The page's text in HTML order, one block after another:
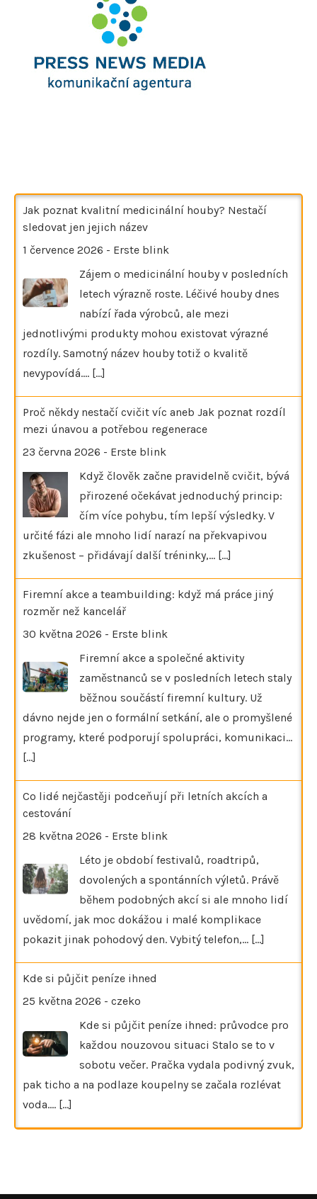
Jak poznat kvalitní medicinální houby? Nestačí
sledovat jen jejich název
1 července 2026 - Erste blink
Zájem o medicinální houby v posledních
letech výrazně roste. Léčivé houby dnes
nabízí řada výrobců, ale mezi
jednotlivými produkty mohou existovat výrazné
rozdíly. Samotný název houby totiž o kvalitě
nevypovídá.… [...]
Proč někdy nestačí cvičit víc aneb Jak poznat rozdíl
mezi únavou a potřebou regenerace
23 června 2026 - Erste blink
Když člověk začne pravidelně cvičit, bývá
přirozené očekávat jednoduchý princip:
čím více pohybu, tím lepší výsledky. V
určité fázi ale mnoho lidí narazí na překvapivou
zkušenost – přidávají další tréninky,… [...]
Firemní akce a teambuilding: když má práce jiný
rozměr než kancelář
30 května 2026 - Erste blink
Firemní akce a společné aktivity
zaměstnanců se v posledních letech staly
běžnou součástí firemní kultury. Už
dávno nejde jen o formální setkání, ale o promyšlené
programy, které podporují spolupráci, komunikaci…
[...]
Co lidé nejčastěji podceňují při letních akcích a
cestování
28 května 2026 - Erste blink
Léto je období festivalů, roadtripů,
dovolených a spontánních výletů. Právě
během podobných akcí si ale mnoho lidí
uvědomí, jak moc dokážou i malé komplikace
pokazit jinak pohodový den. Vybitý telefon,… [...]
Kde si půjčit peníze ihned
25 května 2026 - czeko
Kde si půjčit peníze ihned: průvodce pro
každou nouzovou situaci Stalo se to v
sobotu večer. Pračka vydala podivný zvuk,
pak ticho a na podlaze koupelny se začala rozlévat
voda.… [...]